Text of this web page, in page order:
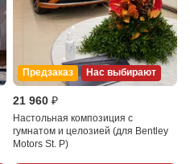
Предзаказ Нас выбирают
21 960 ₽
Настольная композиция с
гумнатом и целозией (для Bentley
Motors St. P)